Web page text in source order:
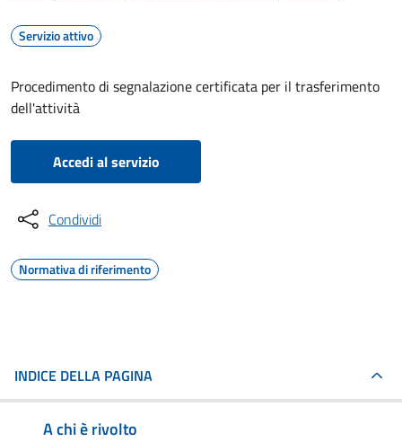
Servizio attivo
Procedimento di segnalazione certificata per il trasferimento
dell'attività
Accedi al servizio
Condividi
Normativa di riferimento
INDICE DELLA PAGINA
A chi è rivolto